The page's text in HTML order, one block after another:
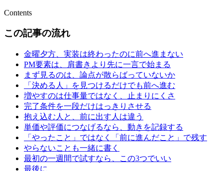
Contents
この記事の流れ
金曜夕方、実装は終わったのに前へ進まない
PM要素は、肩書きより先に一言で始まる
まず見るのは、論点が散らばっていないか
「決める人」を見つけるだけでも前へ進む
増やすのは仕事量ではなく、止まりにくさ
完了条件を一段だけはっきりさせる
抱え込む人と、前に出す人は違う
単価や評価につなげるなら、動きを記録する
「やったこと」ではなく「前に進んだこと」で残す
やらないことも一緒に書く
最初の一週間で試すなら、この3つでいい
最後に